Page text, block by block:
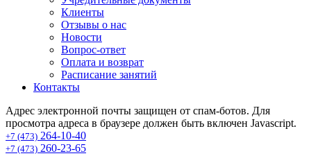
Клиенты
Отзывы о нас
Новости
Вопрос-ответ
Оплата и возврат
Расписание занятий
Контакты
Адрес электронной почты защищен от спам-ботов. Для
просмотра адреса в браузере должен быть включен Javascript.
+7 (473) 264-10-40
+7 (473) 260-23-65